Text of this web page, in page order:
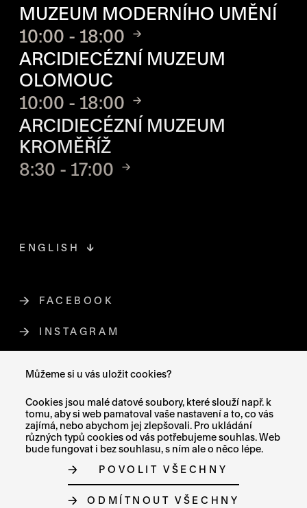
Můžeme si u vás uložit cookies?
Cookies jsou malé datové soubory, které slouží např. k
tomu, aby si web pamatoval vaše nastavení a to, co vás
zajímá, nebo abychom jej zlepšovali. Pro ukládání
různých typů cookies od vás potřebujeme souhlas. Web
bude fungovat i bez souhlasu, s ním ale o něco lépe.
POVOLIT VŠECHNY
ODMÍTNOUT VŠECHNY
MUZEUM MODERNÍHO UMĚNÍ
10:00 - 18:00
ARCIDIECÉZNÍ MUZEUM
OLOMOUC
10:00 - 18:00
ARCIDIECÉZNÍ MUZEUM
KROMĚŘÍŽ
8:30 - 17:00
FACEBOOKODKAZ SE OTEVŘE NA NOVÉ
INSTAGRAMODKAZ SE OTEVŘE NA NOVÉ
ENGLISH
PROHLÁŠENÍ O PŘÍSTUPNOSTI
O COOKIES